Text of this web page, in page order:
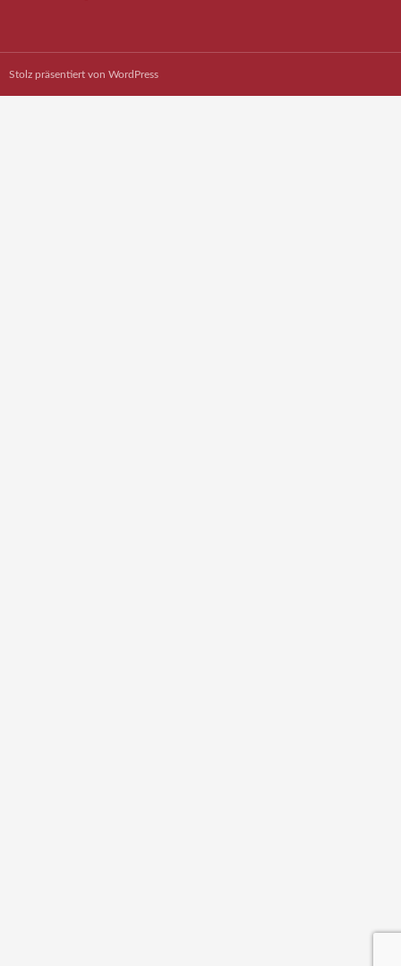
Stolz präsentiert von WordPress